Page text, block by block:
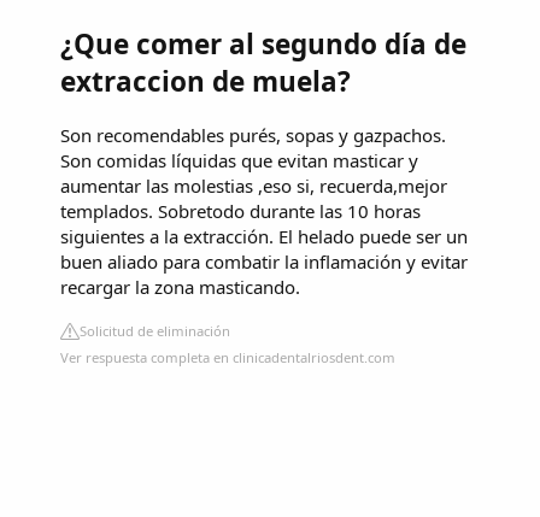
¿Que comer al segundo día de
extraccion de muela?
Son recomendables purés, sopas y gazpachos.
Son comidas líquidas que evitan masticar y
aumentar las molestias ,eso si, recuerda,mejor
templados. Sobretodo durante las 10 horas
siguientes a la extracción. El helado puede ser un
buen aliado para combatir la inflamación y evitar
recargar la zona masticando.
Solicitud de eliminación
Ver respuesta completa en clinicadentalriosdent.com